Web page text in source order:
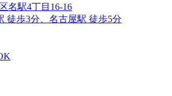
名駅4丁目16-16
徒歩3分、名古屋駅 徒歩5分